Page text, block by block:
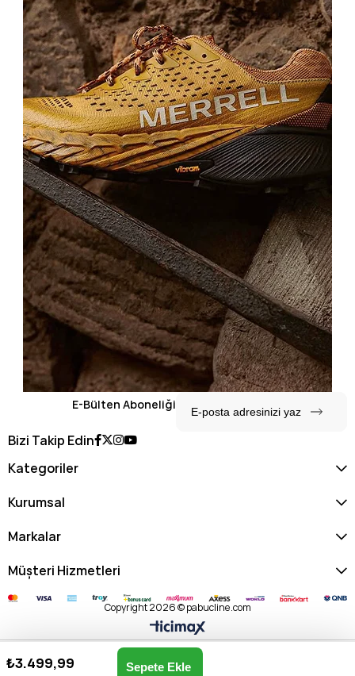
E-Bülten Aboneliği
Bizi Takip Edin
Kategoriler
Kurumsal
Markalar
Müşteri Hizmetleri
Copyright 2026 © pabucline.com
U.s. Polo Assn. Kadın Postacı Çantası US25137-SİYAH
₺3.499,99
Anasayfa Favorilerim